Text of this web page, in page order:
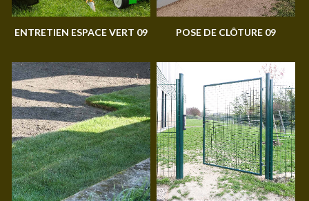
ENTRETIEN ESPACE VERT 09 POSE DE CLÔTURE 09